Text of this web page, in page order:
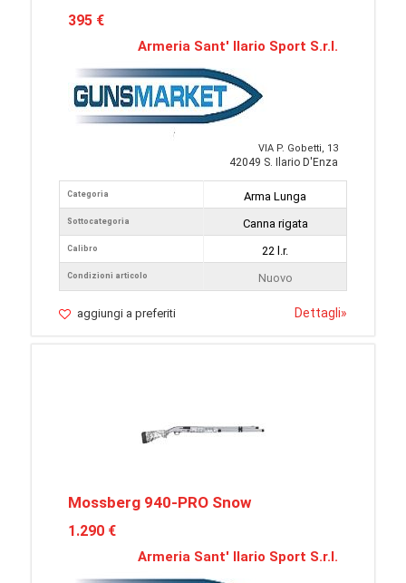
395 €
Armeria Sant' Ilario Sport S.r.l.
VIA P. Gobetti, 13
42049 S. Ilario D'Enza
Categoria
Sottocategoria
Calibro
Condizioni articolo
Arma Lunga
Canna rigata
22 l.r.
Nuovo
aggiungi a preferiti Dettagli»
Mossberg 940-PRO Snow
1.290 €
Armeria Sant' Ilario Sport S.r.l.